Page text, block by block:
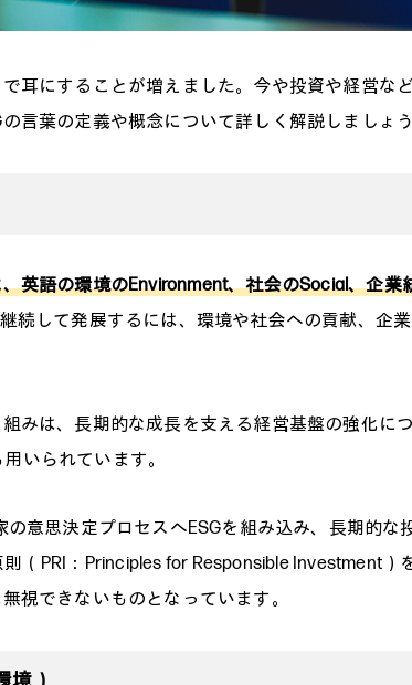
耳にすることが増えました。今や投資や経営な
言葉の定義や概念について詳しく解説しましょう
英語の環境のEnvironment、社会のSocial、企業
続して発展するには、環境や社会への貢献、企
みは、長期的な成長を支える経営基盤の強化に
いられています。
意思決定プロセスへESGを組み込み、長期的な
（PRI：Principles for Responsible Investment）
視できないものとなっています。